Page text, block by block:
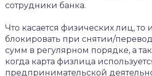
сотрудники банка.
Что касается физических лиц, то
блокировать при снятии/
сумм в регулярном порядке, а
когда карта физлица
предпринимательской